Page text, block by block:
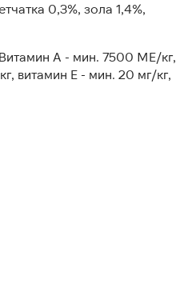
0,3%, зола 1,4%,
А - мин. 7500 МЕ/кг,
витамин Е - мин. 20 мг/кг,